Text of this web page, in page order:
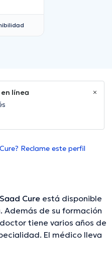
línea
Reclame este perfil
Cure está disponible
Además de su formación
tiene varios años de
El médico lleva